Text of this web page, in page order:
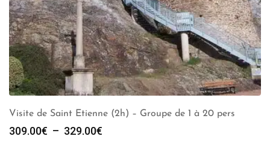
Visite de Saint Etienne (2h) – Groupe de 1 à 20 pers
309.00€ – 329.00€